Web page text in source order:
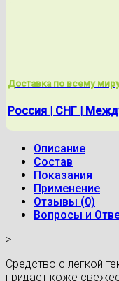
Доставка по всему
Россия | СНГ |
Описание
Состав
Показания
Применение
Отзывы (0)
Вопросы и
>
Средство с легкой
придает коже